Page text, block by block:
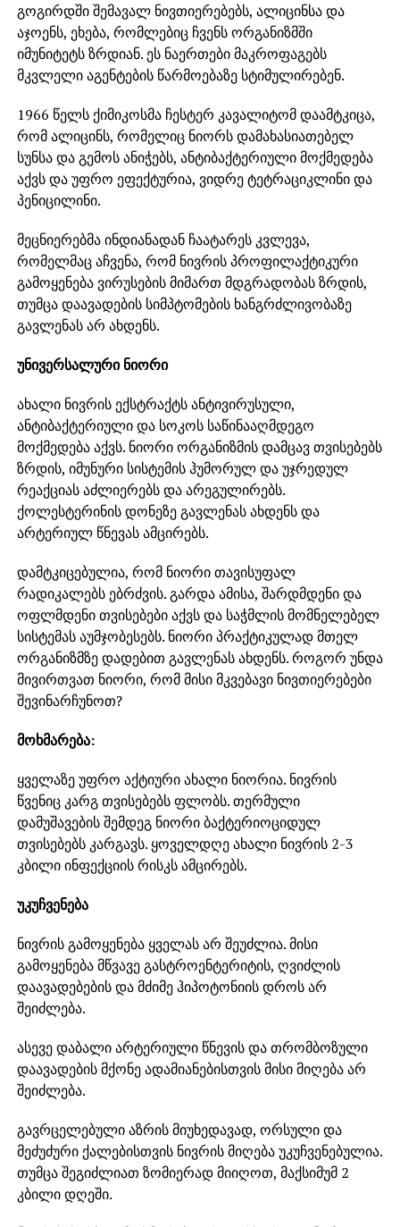
გოგირდში შემავალ ნივთიერებებს, ალიცინსა და
აჯოენს, ეხება, რომლებიც ჩვენს ორგანიზმში
იმუნიტეტს ზრდიან. ეს ნაერთები მაკროფაგებს
მკვლელი აგენტების წარმოებაზე სტიმულირებენ.
1966 წელს ქიმიკოსმა ჩესტერ კავალიტომ დაამტკიცა,
რომ ალიცინს, რომელიც ნიორს დამახასიათებელ
სუნსა და გემოს ანიჭებს, ანტიბაქტერიული მოქმედება
აქვს და უფრო ეფექტურია, ვიდრე ტეტრაციკლინი და
პენიცილინი.
მეცნიერებმა ინდიანადან ჩაატარეს კვლევა,
რომელმაც აჩვენა, რომ ნივრის პროფილაქტიკური
გამოყენება ვირუსების მიმართ მდგრადობას ზრდის,
თუმცა დაავადების სიმპტომების ხანგრძლივობაზე
გავლენას არ ახდენს.
უნივერსალური ნიორი
ახალი ნივრის ექსტრაქტს ანტივირუსული,
ანტიბაქტერიული და სოკოს საწინააღმდეგო
მოქმედება აქვს. ნიორი ორგანიზმის დამცავ თვისებებს
ზრდის, იმუნური სისტემის ჰუმორულ და უჯრედულ
რეაქციას აძლიერებს და არეგულირებს.
ქოლესტერინის დონეზე გავლენას ახდენს და
არტერიულ წნევას ამცირებს.
დამტკიცებულია, რომ ნიორი თავისუფალ
რადიკალებს ებრძვის. გარდა ამისა, შარდმდენი და
ოფლმდენი თვისებები აქვს და საჭმლის მომნელებელ
სისტემას აუმჯობესებს. ნიორი პრაქტიკულად მთელ
ორგანიზმზე დადებით გავლენას ახდენს. როგორ უნდა
მივირთვათ ნიორი, რომ მისი მკვებავი ნივთიერებები
შევინარჩუნოთ?
მოხმარება:
ყველაზე უფრო აქტიური ახალი ნიორია. ნივრის
წვენიც კარგ თვისებებს ფლობს. თერმული
დამუშავების შემდეგ ნიორი ბაქტერიოციდულ
თვისებებს კარგავს. ყოველდღე ახალი ნივრის 2-3
კბილი ინფექციის რისკს ამცირებს.
უკუჩვენება
ნივრის გამოყენება ყველას არ შეუძლია. მისი
გამოყენება მწვავე გასტროენტერიტის, ღვიძლის
დაავადებების და მძიმე ჰიპოტონიის დროს არ
შეიძლება.
ასევე დაბალი არტერიული წნევის და თრომბოზული
დაავადების მქონე ადამიანებისთვის მისი მიღება არ
შეიძლება.
გავრცელებული აზრის მიუხედავად, ორსული და
მეძუძური ქალებისთვის ნივრის მიღება უკუჩვენებულია.
თუმცა შეგიძლიათ ზომიერად მიიღოთ, მაქსიმუმ 2
კბილი დღეში.